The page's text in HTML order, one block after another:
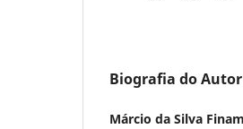
Biografia do Autor
Márcio da Silva